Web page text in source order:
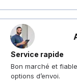
Service rapide
Bon marché et
options d’envoi.